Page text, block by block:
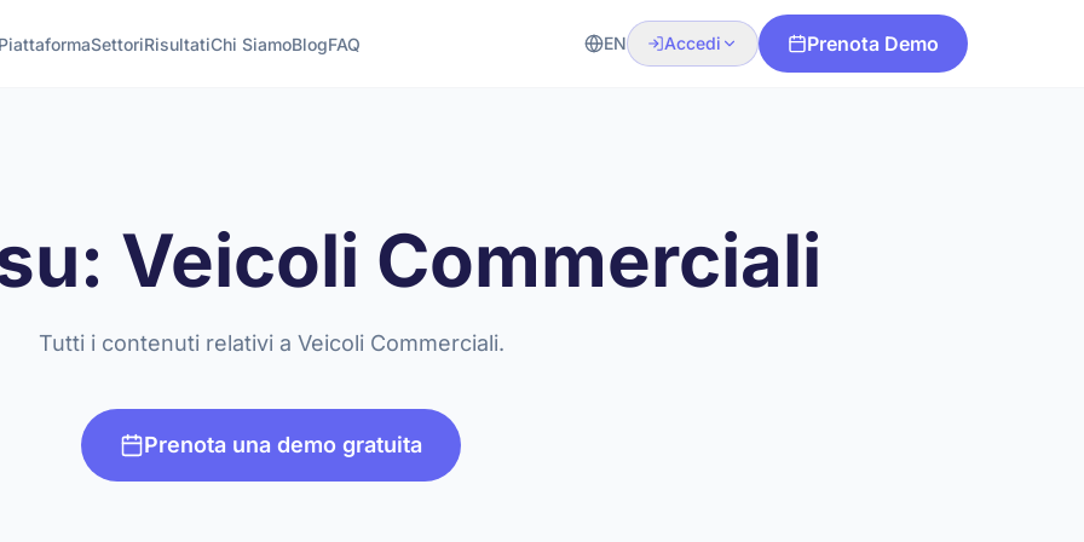
PiattaformaSettoriRisultatiChi SiamoBlogFAQ EN Accedi Prenota Demo
Veicoli Commerciali
Tutti i contenuti relativi a Veicoli Commerciali.
Prenota una demo gratuita